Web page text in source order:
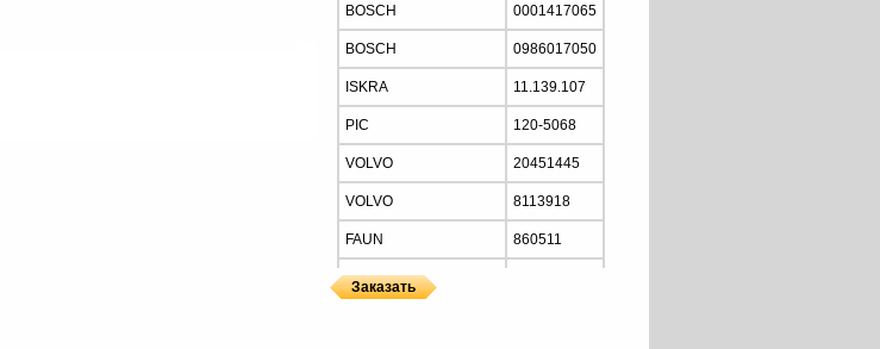
BOSCH 0001417065
BOSCH 0986017050
ISKRA 11.139.107
PIC 120-5068
VOLVO 20451445
VOLVO 8113918
FAUN 860511
ISKRA